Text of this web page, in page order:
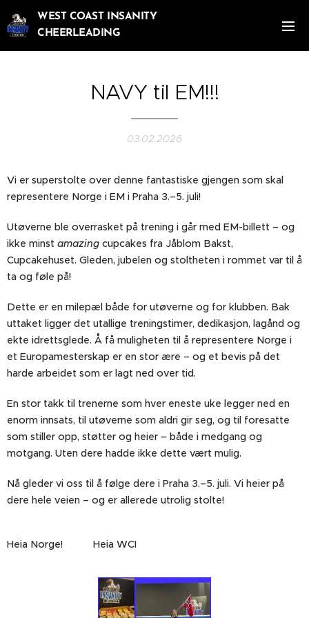
WEST COAST INSANITY
CHEERLEADING
NAVY til EM!!!
03.02.2026
Vi er superstolte over denne fantastiske gjengen som skal
representere Norge i EM i Praha 3.–5. juli!
Utøverne ble overrasket på trening i går med EM-billett – og
ikke minst amazing cupcakes fra Jåblom Bakst,
Cupcakehuset. Gleden, jubelen og stoltheten i rommet var til å
ta og føle på! 🧁🇳🇴
Dette er en milepæl både for utøverne og for klubben. Bak
uttaket ligger det utallige treningstimer, dedikasjon, lagånd og
ekte idrettsglede. Å få muligheten til å representere Norge i
et Europamesterskap er en stor ære – og et bevis på det
harde arbeidet som er lagt ned over tid.
En stor takk til trenerne som hver eneste uke legger ned en
enorm innsats, til utøverne som aldri gir seg, og til foresatte
som stiller opp, støtter og heier – både i medgang og
motgang. Uten dere hadde ikke dette vært mulig.
Nå gleder vi oss til å følge dere i Praha 3.–5. juli. Vi heier på
dere hele veien – og er allerede utrolig stolte!
Heia Norge! 🇳🇴✨ Heia WCI 🖤🤍💙